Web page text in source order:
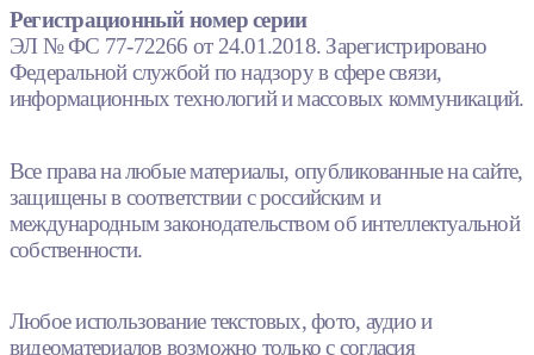
Регистрационный номер серии
ЭЛ № ФС 77-72266 от 24.01.2018. Зарегистрировано
Федеральной службой по надзору в сфере связи,
информационных технологий и массовых коммуникаций.
Все права на любые материалы, опубликованные на сайте,
защищены в соответствии с российским и
международным законодательством об интеллектуальной
собственности.
Любое использование текстовых, фото, аудио и
видеоматериалов возможно только с согласия